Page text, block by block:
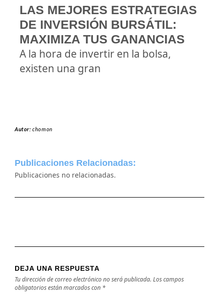
LAS MEJORES ESTRATEGIAS
DE INVERSIÓN BURSÁTIL:
MAXIMIZA TUS GANANCIAS
A la hora de invertir en la bolsa,
existen una gran
Autor:chomon
Publicaciones Relacionadas:
Publicaciones no relacionadas.
DEJA UNA RESPUESTA
Tu dirección de correo electrónico no será publicada. Los campos
obligatorios están marcados con *